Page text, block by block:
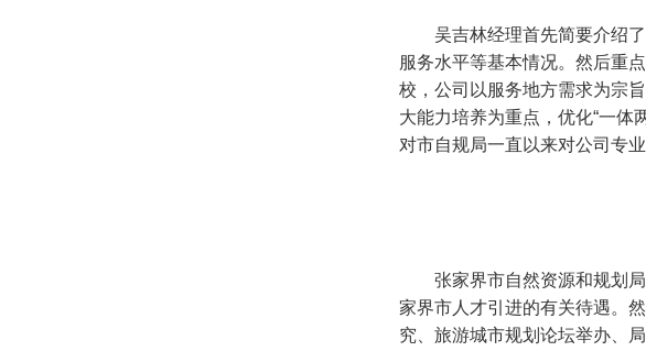
吴吉林经理首先简要介绍
服务水平等基本情况。然后重
校，公司以服务地方需求为宗
大能力培养为重点，优化“一体
对市自规局一直以来对公司专
图2 张家界市自
张家界市自然资源和规划
家界市人才引进的有关待遇。
究、旅游城市规划论坛举办、